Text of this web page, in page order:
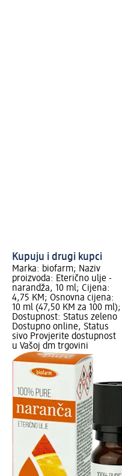
Kupuju i drugi kupci
Marka: biofarm; Naziv
proizvoda: Eterično ulje -
narandža, 10 ml; Cijena:
4,75 KM; Osnovna cijena:
10 ml (47,50 KM za 100 ml);
Dostupnost: Status zeleno
Dostupno online, Status
sivo Provjerite dostupnost
u Vašoj dm trgovini